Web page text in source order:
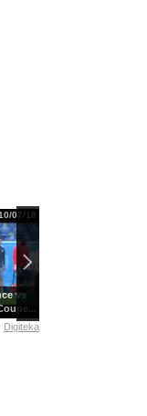
vs
07/18
Digiteka